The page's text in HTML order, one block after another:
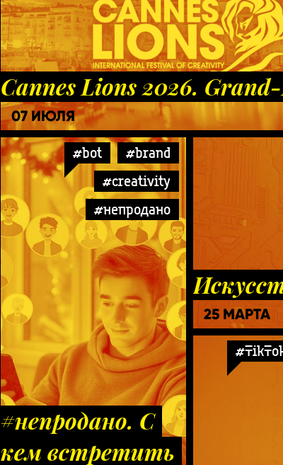
Cannes Lions 2026.
07 ИЮЛЯ
#bot
#brand
#creativity
#непродано
#непродано. С
кем встретить
25 МАРТА